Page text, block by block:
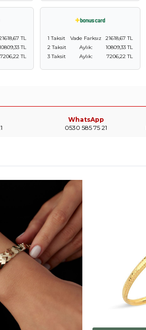
TL
TL
7206,22 TL
1 Taksit Vade Farksız
21618,67 TL
2 Taksit
Aylık:
10809,33 TL
3 Taksit
Aylık: 7206,22 TL
WhatsApp
0530 585 75 21